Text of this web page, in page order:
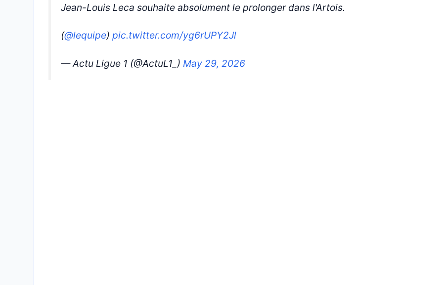
Jean-Louis Leca souhaite absolument le prolonger dans l'Artois.
(@lequipe) pic.twitter.com/yg6rUPY2Jl
— Actu Ligue 1 (@ActuL1_) May 29, 2026